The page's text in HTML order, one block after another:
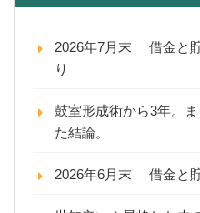
2026年7月末 借金と
り
鼓室形成術から3年。
た結論。
2026年6月末 借金と